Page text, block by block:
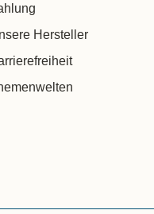
Hersteller